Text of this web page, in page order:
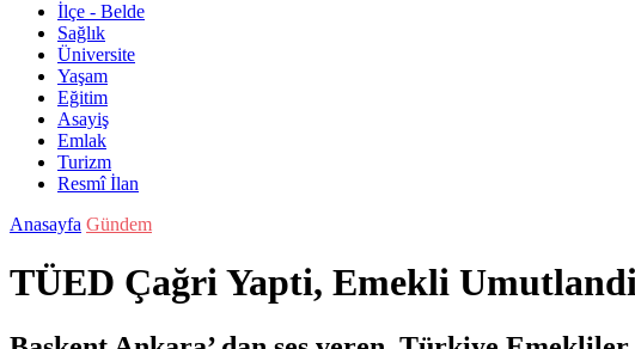
İlçe - Belde
Sağlık
Üniversite
Yaşam
Eğitim
Asayiş
Emlak
Turizm
Resmî İlan
Anasayfa Gündem
TÜED Çağri Yapti, Emekli